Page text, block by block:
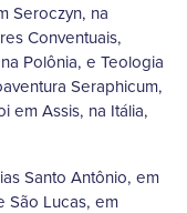
Seroczyn, na
Conventuais,
Polônia, e Teologia
Seraphicum,
em Assis, na Itália,
Santo Antônio, em
São Lucas, em